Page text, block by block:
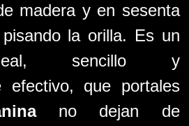
madera y en sesenta
la orilla. Es un
sencillo y
efectivo, que portales
no dejan de